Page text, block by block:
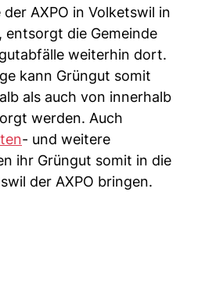
AXPO in Volketswil in
die Gemeinde
weiterhin dort.
kann Grüngut somit
als auch von innerhalb
werden. Auch
- und weitere
ihr Grüngut somit in die
der AXPO bringen.